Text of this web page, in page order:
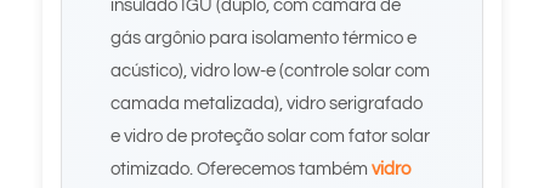
insulado IGU (duplo, com câmara de
gás argônio para isolamento térmico e
acústico), vidro low-e (controle solar com
camada metalizada), vidro serigrafado
e vidro de proteção solar com fator solar
otimizado. Oferecemos também vidro